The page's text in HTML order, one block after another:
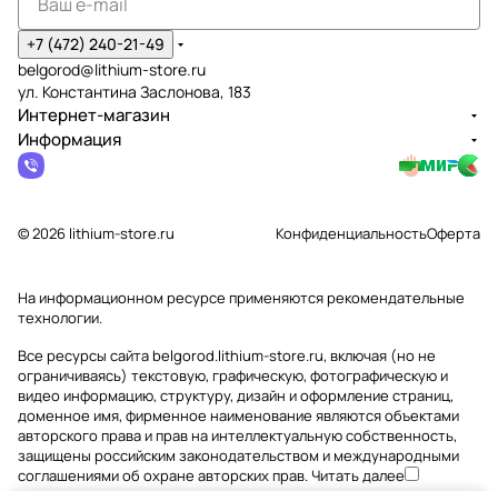
+7 (472) 240-21-49
belgorod@lithium-store.ru
ул. Константина Заслонова, 183
Интернет-магазин
Информация
© 2026 lithium-store.ru КонфиденциальностьОферта
На информационном ресурсе применяютсярекомендательные
технологии.
Все ресурсы сайта belgorod.lithium-store.ru, включая (но не
ограничиваясь) текстовую, графическую, фотографическую и
видео информацию, структуру, дизайн и оформление страниц,
доменное имя, фирменное наименование являются объектами
авторского права и прав на интеллектуальную собственность,
защищены российским законодательством и международными
соглашениями об охране авторских прав.Читать далее